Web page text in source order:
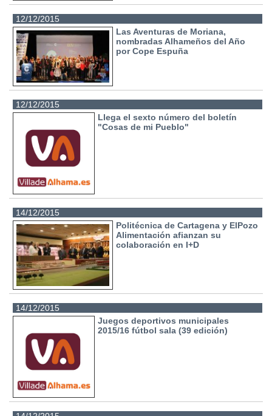
12/12/2015
Las Aventuras de Moriana,
nombradas Alhameños del Año
por Cope Espuña
12/12/2015
Llega el sexto número del boletín
"Cosas de mi Pueblo"
14/12/2015
Politécnica de Cartagena y ElPozo
Alimentación afianzan su
colaboración en I+D
14/12/2015
Juegos deportivos municipales
2015/16 fútbol sala (39 edición)